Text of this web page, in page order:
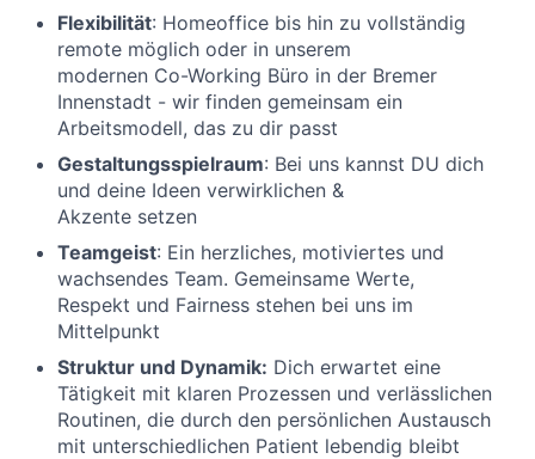
Flexibilität: Homeoffice bis hin zu vollständig
remote möglich oder in unserem
modernen Co-Working Büro in der Bremer
Innenstadt - wir finden gemeinsam ein
Arbeitsmodell, das zu dir passt
Gestaltungsspielraum: Bei uns kannst DU dich
und deine Ideen verwirklichen &
Akzente setzen
Teamgeist: Ein herzliches, motiviertes und
wachsendes Team. Gemeinsame Werte,
Respekt und Fairness stehen bei uns im
Mittelpunkt
Struktur und Dynamik: Dich erwartet eine
Tätigkeit mit klaren Prozessen und verlässlichen
Routinen, die durch den persönlichen Austausch
mit unterschiedlichen Patient lebendig bleibt